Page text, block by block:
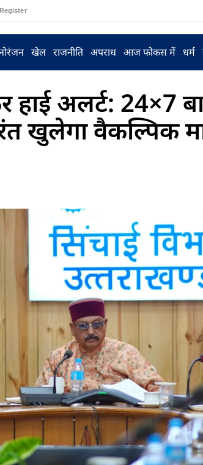
Register
खेल राजनीति अपराध आज फोकस में धर्म
अलर्ट: 24×7
खुलेगा वैकल्पिक